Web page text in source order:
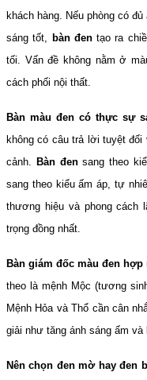
khách hàng. Nếu phòng có
sáng tốt,
bàn đen tạo ra
tối. Vấn đề không nằm ở
cách phối nội thất.
Bàn màu đen có thực sự
không có câu trả lời tuyệt
cảnh.
Bàn đen sang theo
sang theo kiểu ấm áp, tự
thương hiệu và phong cách
trọng đồng nhất.
Bàn giám đốc màu đen hợp
theo là mệnh Mộc (tương
Mệnh Hỏa và Thổ cần cân
giải như tăng ánh sáng ấm và
Nên chọn đen mờ hay đen